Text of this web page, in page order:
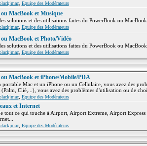
, Equipe des Modérateurs
MacBook et Musique
solutions et des utilisations faites du PowerBook ou
, Equipe des Modérateurs
MacBook et Photo/Vidéo
solutions et des utilisations faites du PowerBook ou
, Equipe des Modérateurs
MacBook et iPhone/Mobile/PDA
portable Mac et un iPhone ou un Cellulaire, vous avez des
(Palm, Clié,...), vous avez des problèmes d'utilisation ou de
, Equipe des Modérateurs
et Internet
tout ce qui touche à Airport, Airport Extreme, Airport
, Equipe des Modérateurs